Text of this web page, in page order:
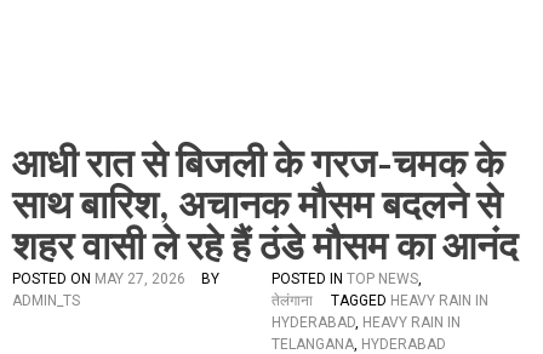
आधी रात से बिजली के गरज-चमक के
साथ बारिश, अचानक मौसम बदलने से
शहर वासी ले रहे हैं ठंडे मौसम का आनंद
POSTED ON MAY 27, 2026
BY
ADMIN_TS
POSTED IN TOP NEWS,
तेलंगाना
TAGGED HEAVY RAIN IN
HYDERABAD, HEAVY RAIN IN
TELANGANA, HYDERABAD